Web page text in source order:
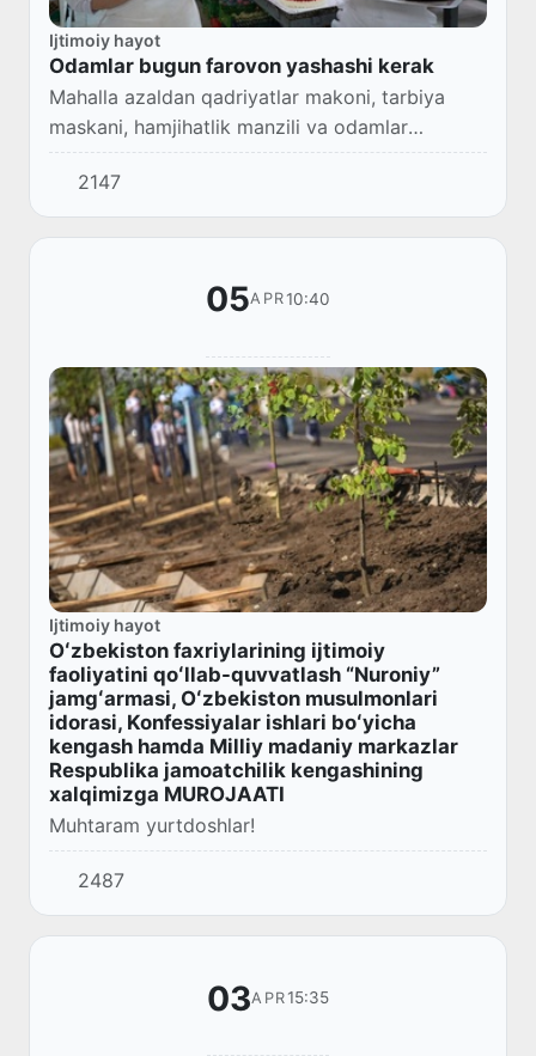
Ijtimoiy hayot
Odamlar bugun farovon yashashi kerak
Mahalla azaldan qadriyatlar makoni, tarbiya
maskani, hamjihatlik manzili va odamlar
yashaydigan mustahkam qoʻrgʻon sifatida
qadrlanib kelinadi.
2147
05APR10:40
Ijtimoiy hayot
Oʻzbekiston faxriylarining ijtimoiy
faoliyatini qoʻllab-quvvatlash “Nuroniy”
jamgʻarmasi, Oʻzbekiston musulmonlari
idorasi, Konfessiyalar ishlari boʻyicha
kengash hamda Milliy madaniy markazlar
Respublika jamoatchilik kengashining
xalqimizga MUROJAATI
Muhtaram yurtdoshlar!
2487
03APR15:35